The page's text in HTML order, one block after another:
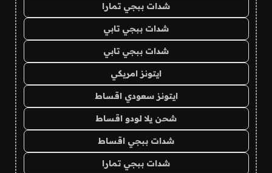
شدات ببجي تمارا
شدات ببجي تابي
شدات ببجي تابي
ايتونز امريكي
ايتونز سعودي اقساط
شحن يلا لودو اقساط
شدات ببجي اقساط
شدات ببجي تمارا